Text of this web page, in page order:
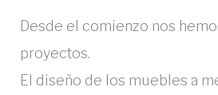
Desde el comienzo nos
proyectos.
El diseño de los muebles a